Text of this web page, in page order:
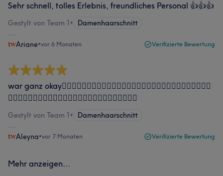
Sehr schnell, tolles Erlebnis, freundliches Personal 👍👍👍
Gestylt von Team 1 • Damenhaarschnitt
Ariane•vor 6 Monaten Verifizierte Bewertung
war ganz okay👍🏻👍🏻👍🏻👍🏻👍🏻👍🏻👍🏻👍🏻👍🏻👍🏻👍🏻👍🏻👍🏻👍🏻👍🏻
👍🏻👍🏻👍🏻👍🏻👍🏻👍🏻👍🏻👍🏻👍🏻👍🏻👍🏻👍🏻👍🏻
Gestylt von Team 1 • Damenhaarschnitt
Aleyna•vor 7 Monaten Verifizierte Bewertung
Mehr anzeigen...